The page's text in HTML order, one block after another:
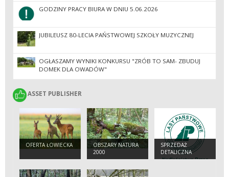
GODZINY PRACY BIURA W DNIU 5.06.2026
JUBILEUSZ 80-LECIA PAŃSTWOWEJ SZKOŁY MUZYCZNEJ
OGŁASZAMY WYNIKI KONKURSU "ZRÓB TO SAM- ZBUDUJ
DOMEK DLA OWADÓW"
ASSET PUBLISHER
ASSET PUBLISHER
OFERTA ŁOWIECKA
OBSZARY NATURA
2000
SPRZEDAŻ
DETALICZNA
DREWNA